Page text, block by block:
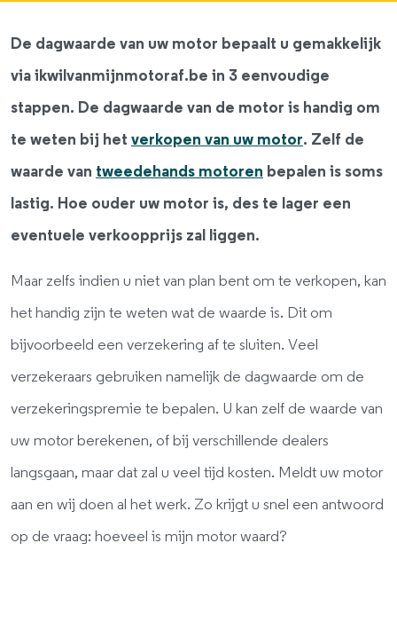
De dagwaarde van uw motor bepaalt u gemakkelijk
via ikwilvanmijnmotoraf.be in 3 eenvoudige
stappen. De dagwaarde van de motor is handig om
te weten bij het verkopen van uw motor. Zelf de
waarde van tweedehands motoren bepalen is soms
lastig. Hoe ouder uw motor is, des te lager een
eventuele verkoopprijs zal liggen.
Maar zelfs indien u niet van plan bent om te verkopen, kan
het handig zijn te weten wat de waarde is. Dit om
bijvoorbeeld een verzekering af te sluiten. Veel
verzekeraars gebruiken namelijk de dagwaarde om de
verzekeringspremie te bepalen. U kan zelf de waarde van
uw motor berekenen, of bij verschillende dealers
langsgaan, maar dat zal u veel tijd kosten. Meldt uw motor
aan en wij doen al het werk. Zo krijgt u snel een antwoord
op de vraag: hoeveel is mijn motor waard?